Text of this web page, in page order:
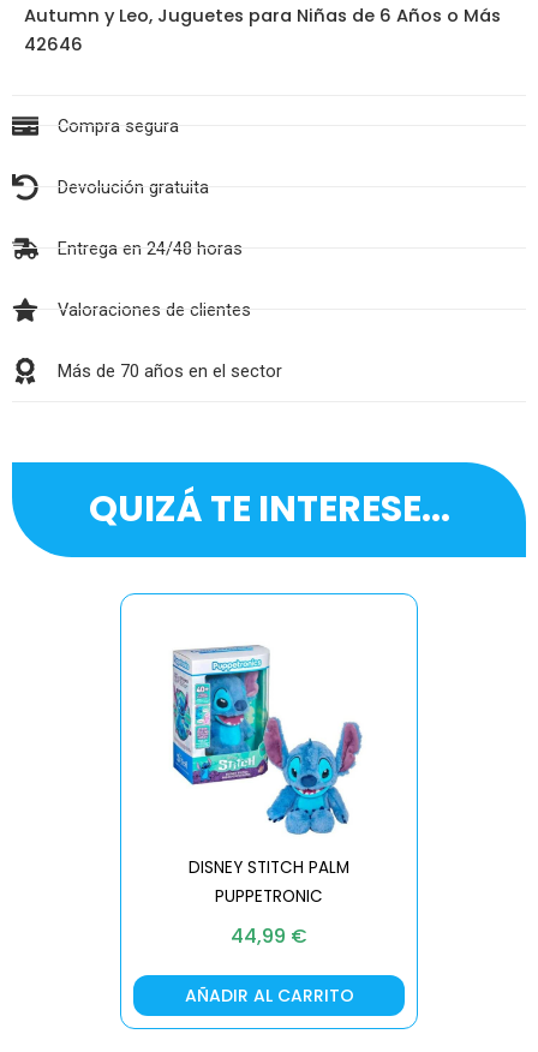
Autumn y Leo, Juguetes para Niñas de 6 Años o Más
42646
Compra segura
Devolución gratuita
Entrega en 24/48 horas
Valoraciones de clientes
Más de 70 años en el sector
QUIZÁ TE INTERESE...
DISNEY STITCH PALM
PUPPETRONIC
44,99 €
AÑADIR AL CARRITO